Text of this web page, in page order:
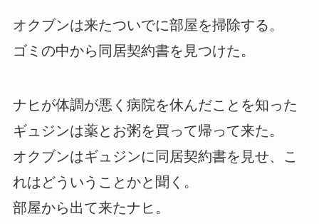
オクブンは来たついでに部屋を掃除する。
ゴミの中から同居契約書を見つけた。
ナヒが体調が悪く病院を休んだことを知った
ギュジンは薬とお粥を買って帰って来た。
オクブンはギュジンに同居契約書を見せ、こ
れはどういうことかと聞く。
部屋から出て来たナヒ。